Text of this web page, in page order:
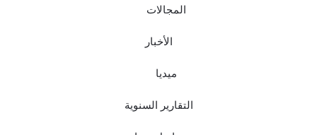
المجالات
الأخبار
ميديا
التقارير السنوية